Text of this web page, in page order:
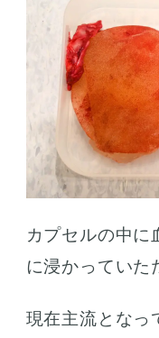
カプセルの中に
に浸かっていた
現在主流となっ